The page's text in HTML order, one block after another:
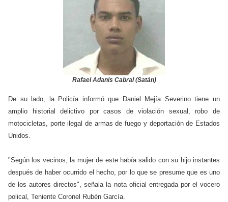
Rafael Adanis Cabral (Satán)
De su lado, la Policía informó que Daniel Mejía Severino tiene un
amplio historial delictivo por casos de violación sexual, robo de
motocicletas, porte ilegal de armas de fuego y deportación de Estados
Unidos.
"Según los vecinos, la mujer de este había salido con su hijo instantes
después de haber ocurrido el hecho, por lo que se presume que es uno
de los autores directos", señala la nota oficial entregada por el vocero
polical, Teniente Coronel Rubén García.